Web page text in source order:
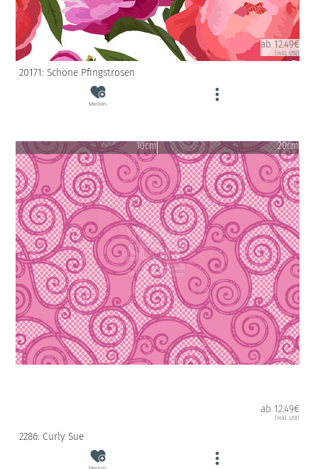
ab 12.49€
(inkl. USt)
20171: Schöne Pfingstrosen
Merken
10cm 20cm
ab 12.49€
(inkl. USt)
2286: Curly Sue